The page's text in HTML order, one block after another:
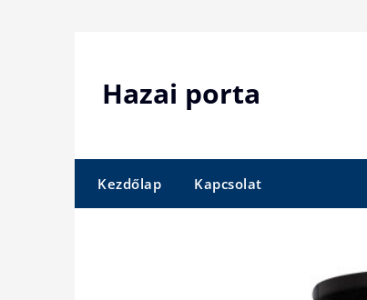
Hazai porta
Kezdőlap Kapcsolat